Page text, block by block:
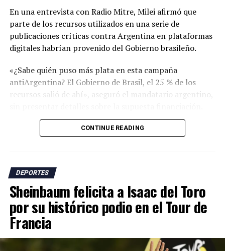
En una entrevista con Radio Mitre, Milei afirmó que
parte de los recursos utilizados en una serie de
publicaciones críticas contra Argentina en plataformas
digitales habrían provenido del Gobierno brasileño.
«¿Sabe quién puso más plata en esta campaña
antiArgentina? El Gobierno de Brasil, el 25 % de los
recursos salió de ahí», aseguró el mandatario argentino,
Milei se refirió a una campaña de críticas en redes
sociales que incluyó cuestionamientos sobre supuestas
ayudas arbitrales durante el torneo, el respaldo de
funcionarios israelíes a la selección argentina y
acusaciones sobre presuntas actitudes racistas en el
país sudamericano.
El presidente argentino sostuvo que los ataques
responden al papel que, según él, tiene Argentina en la
defensa de nuevas políticas económicas y libertarias en
CONTINUE READING
DEPORTES
Sheinbaum felicita a Isaac del Toro
por su histórico podio en el Tour de
Francia